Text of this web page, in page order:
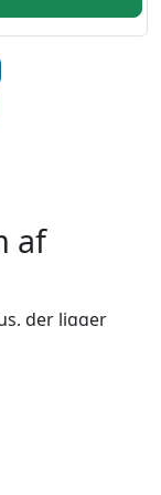
af
der ligger
huset. Et
til en privat